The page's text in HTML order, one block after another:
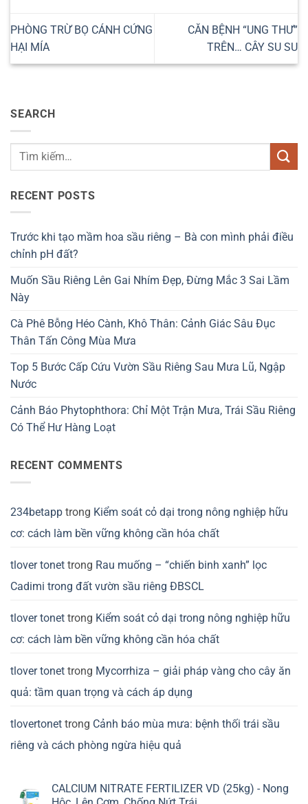
PHÒNG TRỪ BỌ CÁNH CỨNG
HẠI MÍA
CĂN BỆNH “UNG THƯ”
TRÊN… CÂY SU SU
SEARCH
RECENT POSTS
Trước khi tạo mầm hoa sầu riêng – Bà con mình phải điều
chỉnh pH đất?
Muốn Sầu Riêng Lên Gai Nhím Đẹp, Đừng Mắc 3 Sai Lầm
Này
Cà Phê Bỗng Héo Cành, Khô Thân: Cảnh Giác Sâu Đục
Thân Tấn Công Mùa Mưa
Top 5 Bước Cấp Cứu Vườn Sầu Riêng Sau Mưa Lũ, Ngập
Nước
Cảnh Báo Phytophthora: Chỉ Một Trận Mưa, Trái Sầu Riêng
Có Thể Hư Hàng Loạt
RECENT COMMENTS
234betapp trong Kiểm soát cỏ dại trong nông nghiệp hữu
cơ: cách làm bền vững không cần hóa chất
tlover tonet trong Rau muống – “chiến binh xanh” lọc
Cadimi trong đất vườn sầu riêng ĐBSCL
tlover tonet trong Kiểm soát cỏ dại trong nông nghiệp hữu
cơ: cách làm bền vững không cần hóa chất
tlover tonet trong Mycorrhiza – giải pháp vàng cho cây ăn
quả: tầm quan trọng và cách áp dụng
tlovertonet trong Cảnh báo mùa mưa: bệnh thối trái sầu
riêng và cách phòng ngừa hiệu quả
CALCIUM NITRATE FERTILIZER VD (25kg) - Nong